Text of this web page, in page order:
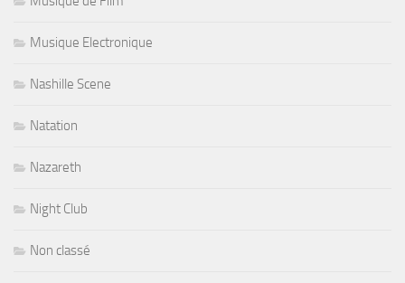
Musique Electronique
Nashille Scene
Natation
Nazareth
Night Club
Non classé